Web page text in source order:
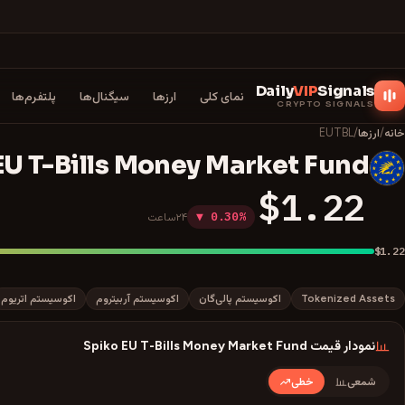
DailyVIPSignals
CRYPTO SIGNALS
نمای کلی ارزها سیگنال‌ها پلتفرم‌ها
خانه/ارزها/
EUTBL
E
T-Bills Money Market Fund
$1.22
▼ 0.30% ۲۴ساعت
$1.22
Tokenized Assets اکوسیستم پالی‌گان اکوسیستم آربیتروم اکوسیستم اتریوم
نمودار قیمت Spiko EU T-Bills Money Market Fund
خطی شمعی